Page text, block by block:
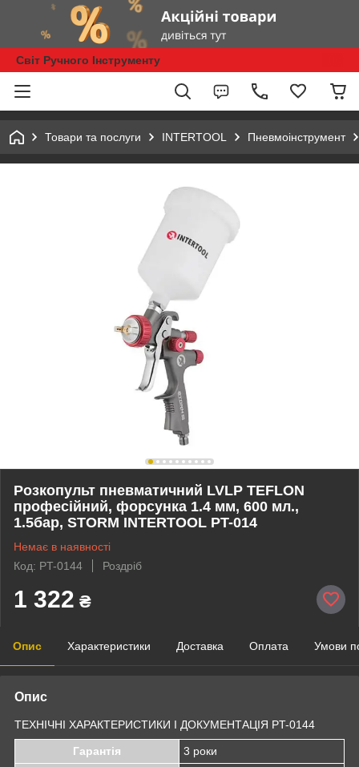
Світ Ручного Інструменту
Товари та послуги INTERTOOL Пневмоінструмент
Розкопульт пневматичний LVLP TEFLON
професійний, форсунка 1.4 мм, 600 мл.,
1.5бар, STORM INTERTOOL PT-014
Немає в наявності
Код: PT-0144
Роздріб
1 322 ₴
Опис Характеристики Доставка Оплата Умови
Опис
ТЕХНІЧНІ ХАРАКТЕРИСТИКИ І ДОКУМЕНТАЦІЯ PT-0144
Гарантія
3 роки